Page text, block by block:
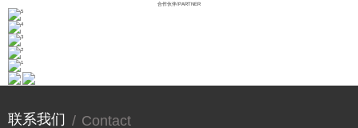
合作伙伴/PARTNER
联系我们 / Contact